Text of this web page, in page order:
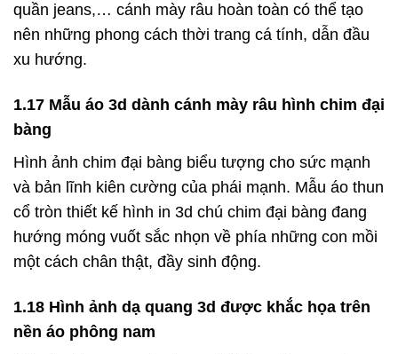
quần jeans,… cánh mày râu hoàn toàn có thể tạo
nên những phong cách thời trang cá tính, dẫn đầu
xu hướng.
1.17 Mẫu áo 3d dành cánh mày râu hình chim đại
bàng
Hình ảnh chim đại bàng biểu tượng cho sức mạnh
và bản lĩnh kiên cường của phái mạnh. Mẫu áo thun
cổ tròn thiết kế hình in 3d chú chim đại bàng đang
hướng móng vuốt sắc nhọn về phía những con mồi
một cách chân thật, đầy sinh động.
1.18 Hình ảnh dạ quang 3d được khắc họa trên
nền áo phông nam